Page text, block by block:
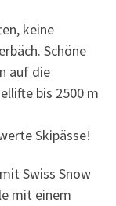
keine
Schöne
auf die
bis 2500 m
Skipässe!
Swiss Snow
mit einem